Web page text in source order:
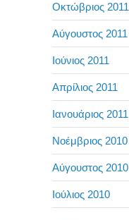
Οκτώβριος 2011
Αύγουστος 2011
Ιούνιος 2011
Απρίλιος 2011
Ιανουάριος 2011
Νοέμβριος 2010
Αύγουστος 2010
Ιούλιος 2010